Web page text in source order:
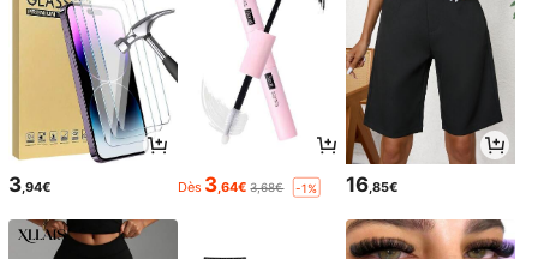
3 ,94€ Dès 3 ,64€ 3,68€ -1% 16 ,85€